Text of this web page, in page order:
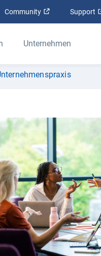
Community In neuemSupport
Unternehmen